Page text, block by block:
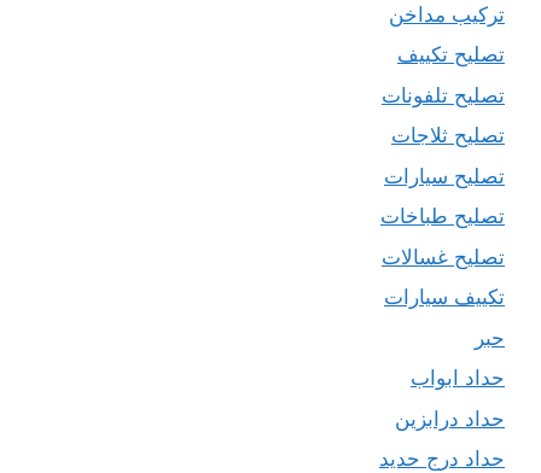
تركيب مداخن
تصليح تكييف
تصليح تلفونات
تصليح ثلاجات
تصليح سيارات
تصليح طباخات
تصليح غسالات
تكييف سيارات
حبر
حداد ابواب
حداد درابزين
حداد درج حديد